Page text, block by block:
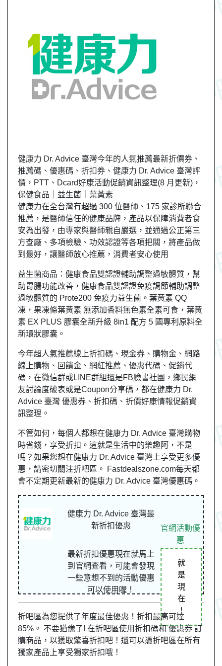
健康力 Dr. Advice 臺灣今年的人氣推薦最新折價券、
推薦碼、優惠碼、折扣券、健康力 Dr. Advice 臺灣評
價，PTT、Dcard好康活動促銷資訊整理(8 月更新)，
保健食品｜益生菌｜葉黃素
健康力在全台灣有超過 300 位醫師、175 家診所聯合
推薦，是醫師信任的健康品牌，產品以保障消費者食
安為出發，由專家與醫師親自嚴選，並通過公正第三
方查廠、多項檢驗、功效認證等各項把關，將產品做
到最好，讓醫師放心推薦，消費者安心使用
益生菌商品：健康食品雙認證輔助調整過敏體質，幫
助胃腸功能改善，健康食品雙認證免疫調節輔助調整
過敏體質的 Prote200 免疫力益生菌。葉黃素 QQ
凍，果凍條葉黃素 無添加香料無色素全素可食，葉黃
素 EX PLUS 膠囊全新升級 8in1 配方 5 國專利原料全
新環狀膠囊。
今年超人氣推薦線上折扣碼、現金券、購物金、網路
線上購物、回饋金、網紅推薦、優惠代碼、促銷代
碼，在微信群或LINE群組還是FB臉書社團，鄉民網
友討論度破表或是Coupon分享碼，都在健康力 Dr.
Advice 臺灣 優惠券、折扣碼、折價好康情報促銷資
訊整理。
不管如何，每個人都想在健康力 Dr. Advice 臺灣購物
時省錢，享受折扣。這就是生活中的樂趣阿，不是
嗎？如果您想在健康力 Dr. Advice 臺灣上享受更多優
惠，請密切關注折吧區。 Fastdealszone.com每天都
會不定期更新最新的健康力 Dr. Advice 臺灣優惠碼。
健康力 Dr. Advice 臺灣最
新折扣優惠
最新折扣優惠現在就馬上
到官網查看，可能會發現
一些意想不到的活動優惠
可以使用喔！
官網活動優
惠
就
是
現
在
！
折吧區為您提供了年度最佳優惠！折扣最高可達
85%。 不要猶豫了! 在折吧區使用折扣碼和 優惠券 訂
購商品，以獲取驚喜折扣吧！還可以憑折吧區在所有
獨家產品上享受獨家折扣哦！